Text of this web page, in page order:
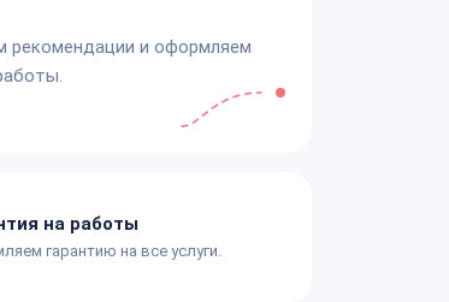
рекомендации и оформляем
на работы
гарантию на все услуги.